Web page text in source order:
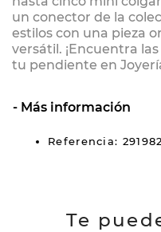
un conector de la
estilos con una pieza
versátil. ¡Encuentra
tu pendiente en
Más información
Referencia:
Te